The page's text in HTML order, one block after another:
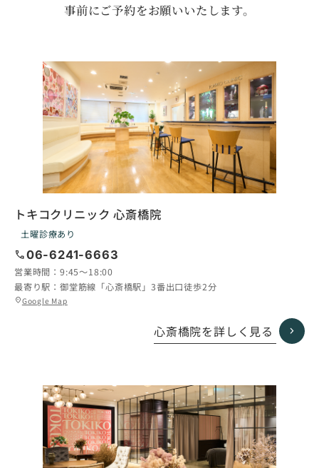
事前にご予約をお願いいたします。
トキコクリニック 心斎橋院
土曜診療あり
call06-6241-6663
営業時間： 9:45〜18:00
最寄り駅： 御堂筋線「心斎橋駅」3番出口徒歩2分
location_onGoogle Map
グ
心斎橋院を詳しく見る